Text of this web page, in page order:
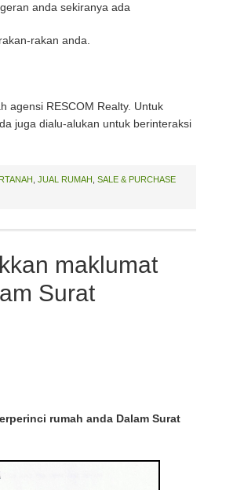
anda sekiranya ada
rakan anda.
agensi RESCOM Realty. Untuk
juga dialu-alukan untuk berinteraksi
JUAL RUMAH SALE & PURCHASE
maklumat
Surat
rumah anda Dalam Surat